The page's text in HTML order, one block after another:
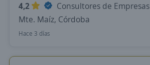
4,2
Consultores de Empresas
Mte. Maíz, Córdoba
Hace 3 días